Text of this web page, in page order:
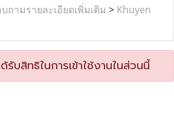
ถามรายละเอียดเพิ่มเติม > Khuyen
บสิทธิในการเข้าใช้งานในส่วนนี้